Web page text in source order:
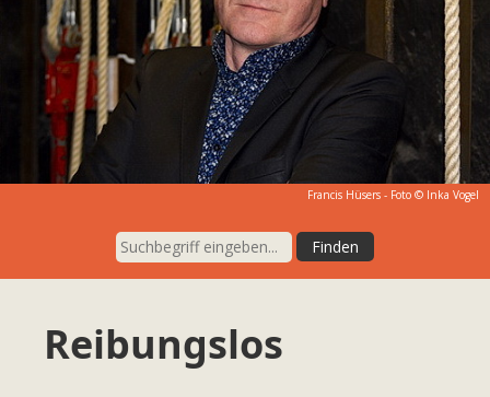
Francis Hüsers - Foto © Inka Vogel
Reibungslos